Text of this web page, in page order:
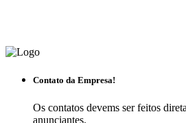
Contato da Empresa!
Os contatos devems ser feitos
anunciantes.